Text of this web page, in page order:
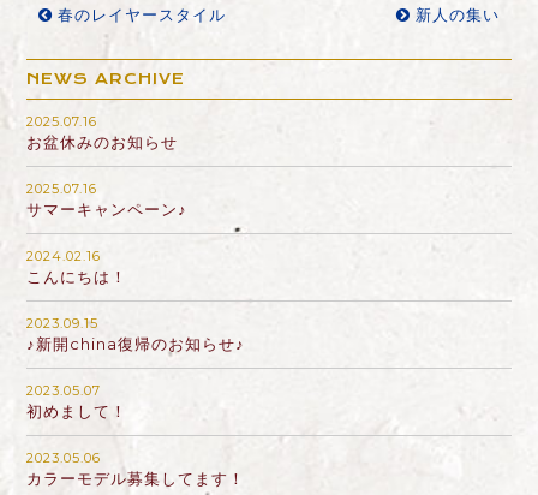
春のレイヤースタイル 新人の集い
NEWS ARCHIVE
2025.07.16
お盆休みのお知らせ
2025.07.16
サマーキャンペーン♪
2024.02.16
こんにちは！
2023.09.15
♪新開china復帰のお知らせ♪
2023.05.07
初めまして！
2023.05.06
カラーモデル募集してます！